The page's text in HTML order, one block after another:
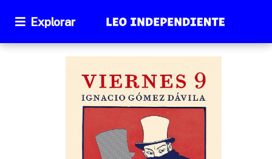
Explorar